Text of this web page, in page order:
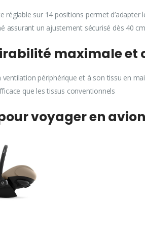
réglable sur 14 positions permet
assurant un ajustement sécurisé dès 40
maximale et
ventilation périphérique et à son tissu en
que les tissus conventionnels
voyager en avion